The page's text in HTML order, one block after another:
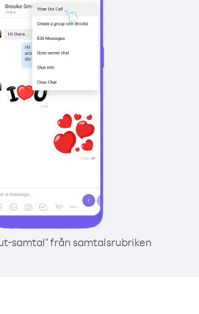
samtal" från samtalsrubriken